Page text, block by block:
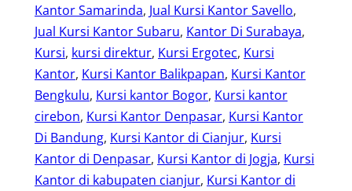
Kantor Samarinda, Jual Kursi Kantor Savello
Jual Kursi Kantor Subaru, Kantor Di Surabaya
Kursi, kursi direktur, Kursi Ergotec, Kursi
Kantor, Kursi Kantor Balikpapan, Kursi Kantor
Bengkulu, Kursi kantor Bogor, Kursi kantor
cirebon, Kursi Kantor Denpasar, Kursi Kantor
Di Bandung, Kursi Kantor di Cianjur, Kursi
Kantor di Denpasar, Kursi Kantor di Jogja, Kursi
Kantor di kabupaten cianjur, Kursi Kantor di